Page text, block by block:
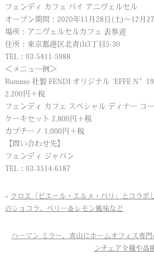
フェンディ カフェ バイ アニヴェルセル
オープン期間：2020年11月28日(土)～12月
場所：アニヴェルセルカフェ 表参道
住所：東京都港区北青山3丁目5-30
TEL：03-5411-5988
＜メニュー例＞
Rummo 社製 FENDI オリジナル ‘EFFE
2,200円＋税
フェンディ カフェ スペシャル ディナー コ
ケーキセット 2,800円＋税
カプチーノ 1,000円＋税
【問い合わせ先】
フェンディ ジャパン
TEL：03-3514-6187
« クロエ「ピエール・エルメ・パリ」とコラボ
のショコラ、ベリー＆レモン風味など
ハーマン ミラー、青山にホームオフィス専
ンチェア全種や高